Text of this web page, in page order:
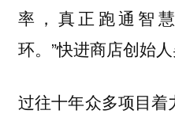
率，真正跑通智
环。”快进商店创始人
过往十年众多项目